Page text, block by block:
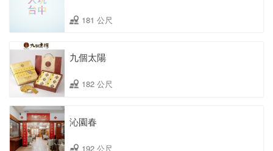
181 公尺
九個太陽
182 公尺
沁園春
192 公尺